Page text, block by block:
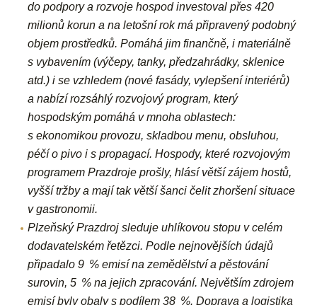
do podpory a rozvoje hospod investoval přes 420
milionů korun a na letošní rok má připravený podobný
objem prostředků. Pomáhá jim finančně, i materiálně
s vybavením (výčepy, tanky, předzahrádky, sklenice
atd.) i se vzhledem (nové fasády, vylepšení interiérů)
a nabízí rozsáhlý rozvojový program, který
hospodským pomáhá v mnoha oblastech:
s ekonomikou provozu, skladbou menu, obsluhou,
péčí o pivo i s propagací. Hospody, které rozvojovým
programem Prazdroje prošly, hlásí větší zájem hostů,
vyšší tržby a mají tak větší šanci čelit zhoršení situace
v gastronomii.
Plzeňský Prazdroj sleduje uhlíkovou stopu v celém
dodavatelském řetězci. Podle nejnovějších údajů
připadalo 9 % emisí na zemědělství a pěstování
surovin, 5 % na jejich zpracování. Největším zdrojem
emisí byly obaly s podílem 38 %. Doprava a logistika